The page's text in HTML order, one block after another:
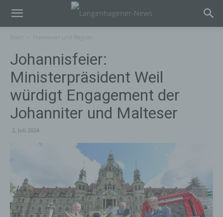
Johannisfeier:
Ministerpräsident Weil
würdigt Engagement der
Johanniter und Malteser
2. Juli 2024